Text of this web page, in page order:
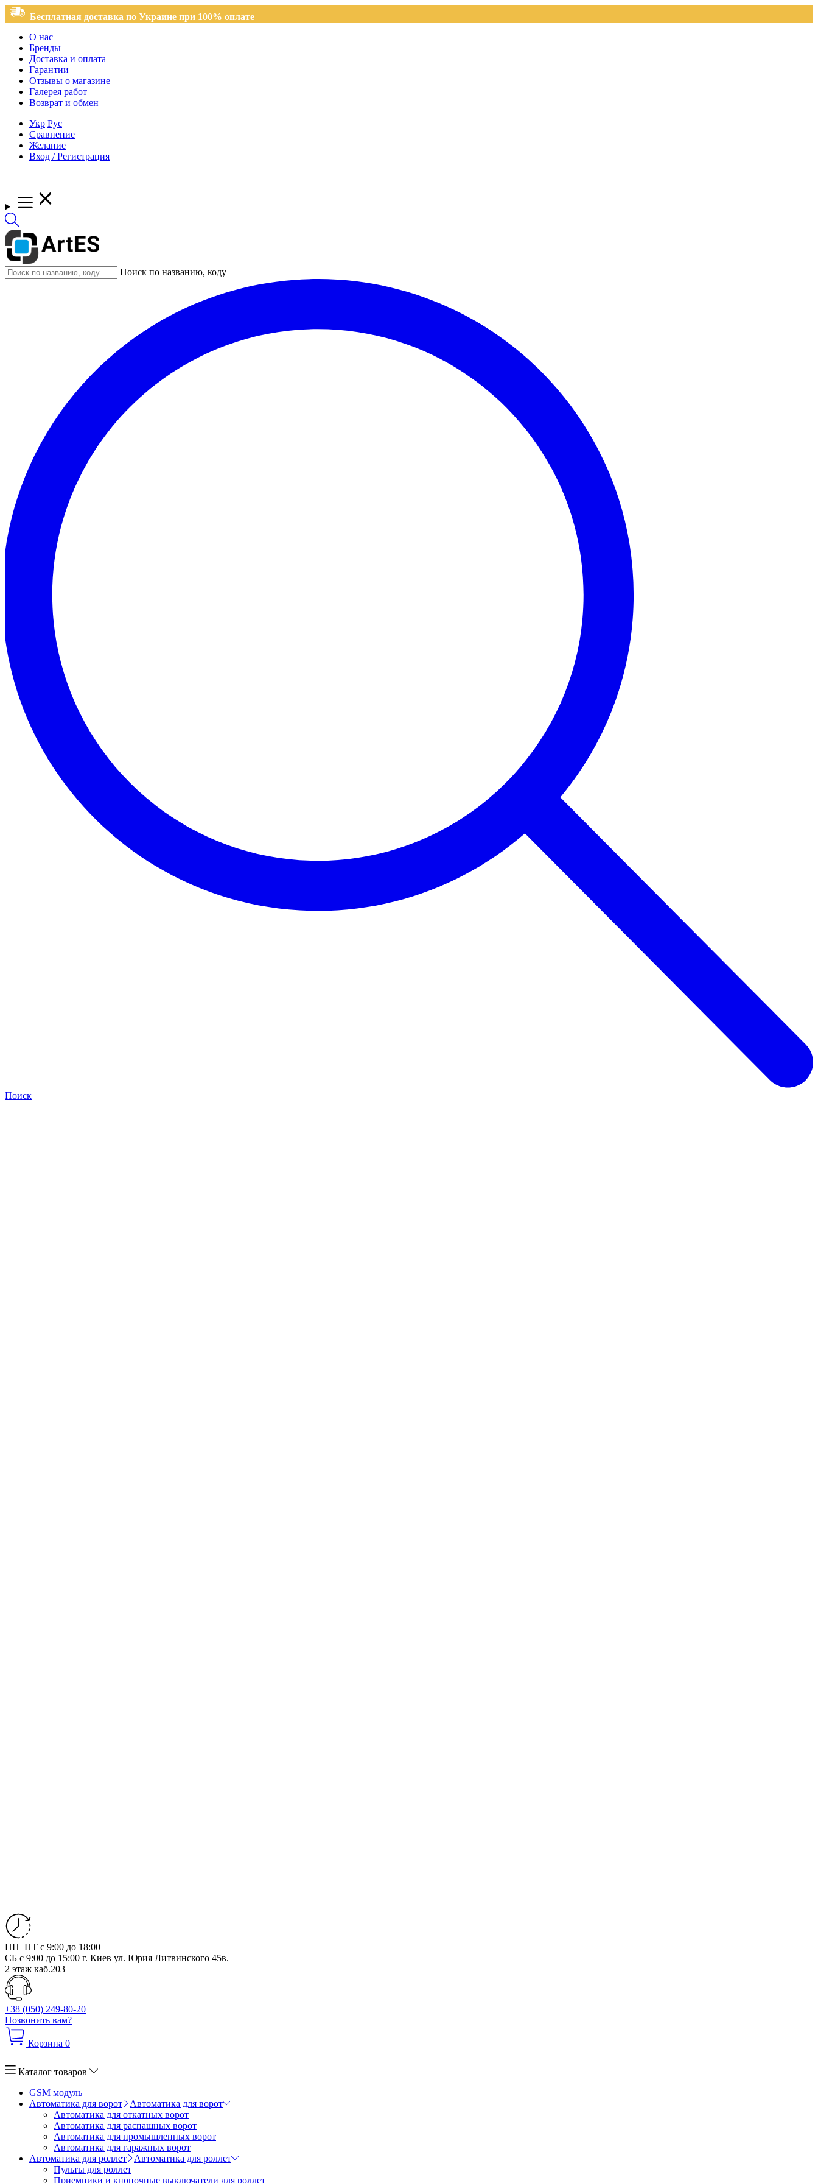
Бесплатная доставка по Украине при 100% оплате
О нас
Бренды
Доставка и оплата
Гарантии
Отзывы о магазине
Галерея работ
Возврат и обмен
Укр Рус
Сравнение
Желание
Вход / Регистрация
Поиск по названию, коду
Поиск
ПН–ПТ с 9:00 до 18:00
СБ с 9:00 до 15:00 г. Киев ул. Юрия Литвинского 45в.
2 этаж каб.203
+38 (050) 249-80-20
Позвонить вам?
Корзина 0
Каталог товаров
GSM модуль
Автоматика для ворот
Автоматика для ворот
Автоматика для откатных ворот
Автоматика для распашных ворот
Автоматика для промышленных ворот
Автоматика для гаражных ворот
Автоматика для роллет
Автоматика для роллет
Пульты для роллет
Приемники и кнопочные выключатели для роллет